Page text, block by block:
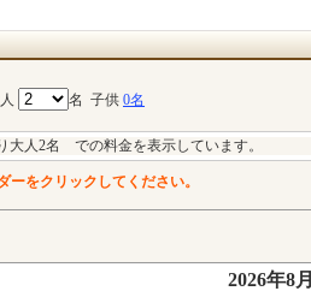
名 子供 0名
大人2名 での料金を表示しています。
ーをクリックしてください。
2026年8月